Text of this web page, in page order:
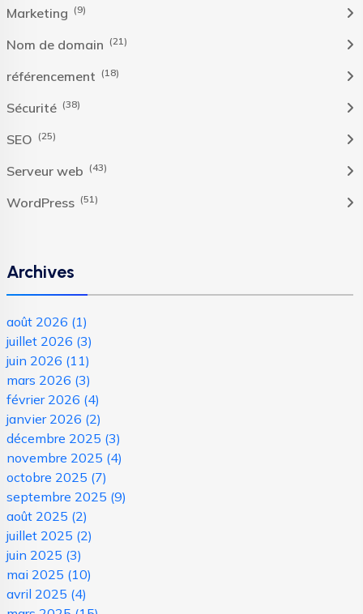
Marketing (9)
Nom de domain (21)
référencement (18)
Sécurité (38)
SEO (25)
Serveur web (43)
WordPress (51)
Archives
août 2026 (1)
juillet 2026 (3)
juin 2026 (11)
mars 2026 (3)
février 2026 (4)
janvier 2026 (2)
décembre 2025 (3)
novembre 2025 (4)
octobre 2025 (7)
septembre 2025 (9)
août 2025 (2)
juillet 2025 (2)
juin 2025 (3)
mai 2025 (10)
avril 2025 (4)